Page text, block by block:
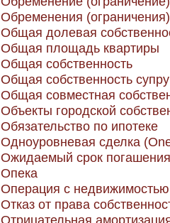
Обременения (ограничения)
Общая долевая
Общая площадь квартиры
Общая собственность
Общая собственность
Общая совместная
Объекты городской
Обязательство по ипотеке
Одноуровневая сделка
Ожидаемый срок
Опека
Операция с недвижимостью
Отказ от права
Отрицательная